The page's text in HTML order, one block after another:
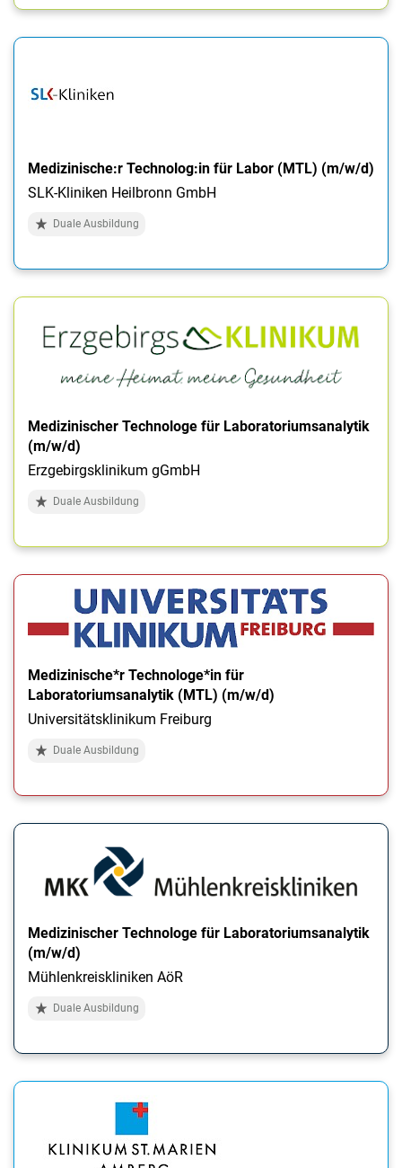
Medizinische:r Technolog:in für Labor (MTL) (m/w/d)
SLK-Kliniken Heilbronn GmbH
Duale Ausbildung
Medizinischer Technologe für Laboratoriumsanalytik
(m/w/d)
Erzgebirgsklinikum gGmbH
Duale Ausbildung
Medizinische*r Technologe*in für
Laboratoriumsanalytik (MTL) (m/w/d)
Universitätsklinikum Freiburg
Duale Ausbildung
Medizinischer Technologe für Laboratoriumsanalytik
(m/w/d)
Mühlenkreiskliniken AöR
Duale Ausbildung